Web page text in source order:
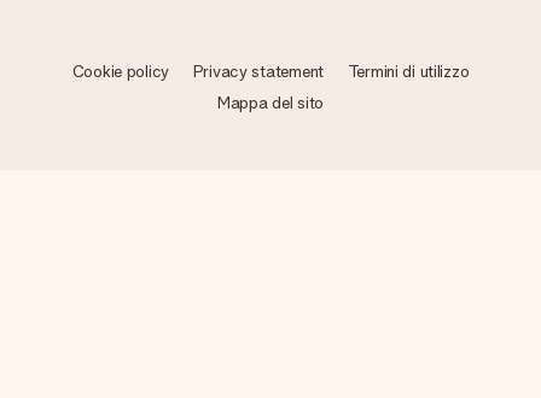
Cookie policy Privacy statement
Termini di utilizzo
Mappa del sito